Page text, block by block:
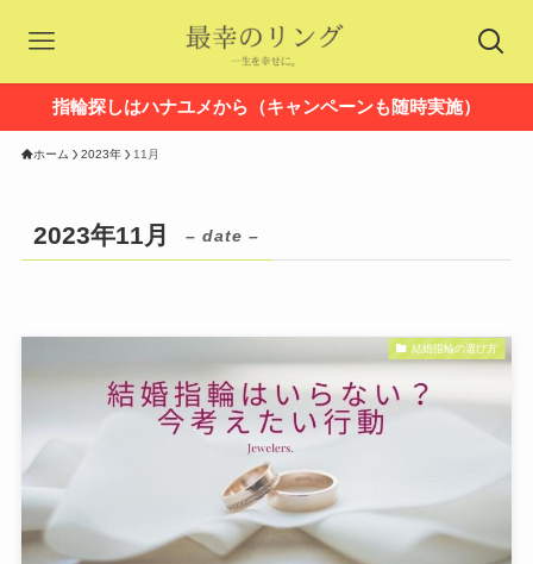
指輪探しはハナユメから（キャンペーンも随時実施）
ホーム 2023年 11月
2023年11月 – date –
結婚指輪の選び方